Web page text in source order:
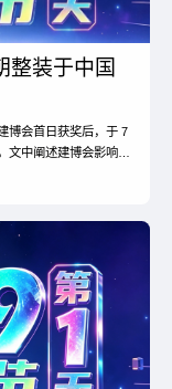
整装于中国
博会首日获奖后，于 7
文中阐述建博会影响